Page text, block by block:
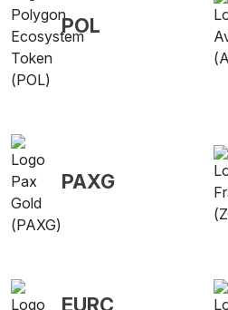
POL
PAXG
EURC